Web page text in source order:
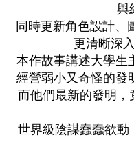
與
同時更新角色設計、
更清晰深
本作故事講述大學
經營弱小又奇怪的發
而他們最新的發明
世界級陰謀蠢蠢欲動